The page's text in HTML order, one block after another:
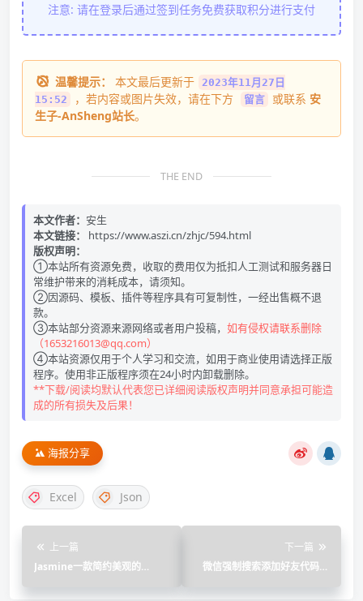
注意: 请在登录后通过签到任务免费获取积分进行支付
温馨提示： 本文最后更新于
2023年11月27日
15:52
，若内容或图片失效，请在下方 留言 或联系 安
生子-AnSheng站长。
THE END
本文作者： 安生
本文链接：
https://www.aszi.cn/zhjc/594.html
版权声明：
①本站所有资源免费，收取的费用仅为抵扣人工测试和服务器日
常维护带来的消耗成本，请须知。
②因源码、模板、插件等程序具有可复制性，一经出售概不退
款。
③本站部分资源来源网络或者用户投稿， 如有侵权请联系删除
（1653216013@qq.com）
④本站资源仅用于个人学习和交流，如用于商业使用请选择正版
程序。使用非正版程序须在24小时内卸载删除。
**下载/阅读均默认代表您已详细阅读版权声明并同意承担可能造
成的所有损失及后果！
海报分享
Excel Json
上一篇
Jasmine一款简约美观的
下一篇
微信强制搜索添加好友代码生